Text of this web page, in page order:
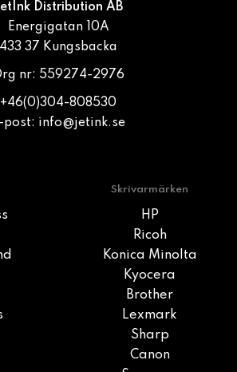
Distribution AB
Energigatan 10A
433 37 Kungsbacka
nr: 559274-2976
+46(0)304-808530
post: info@jetink.se
Skrivarmärken
HP
Ricoh
Konica Minolta
Kyocera
Brother
Lexmark
Sharp
Canon